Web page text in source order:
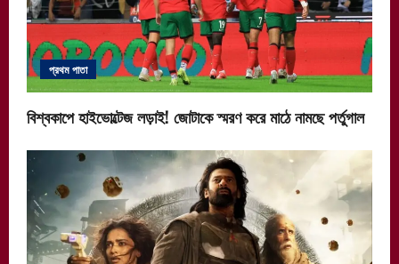
প্রথম পাতা
বিশ্বকাপে হাইভোল্টেজ লড়াই! জোটাকে স্মরণ করে মাঠে নামছে পর্তুগাল